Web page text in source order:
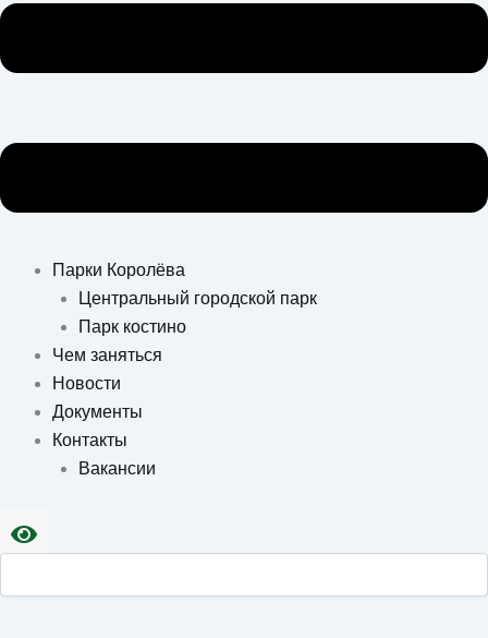
Парки Королёва
Центральный городской парк
Парк костино
Чем заняться
Новости
Документы
Контакты
Вакансии